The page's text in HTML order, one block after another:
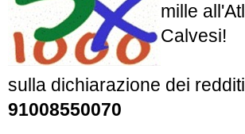
mille
Calvesi!
sulla dichiarazione dei
91008550070